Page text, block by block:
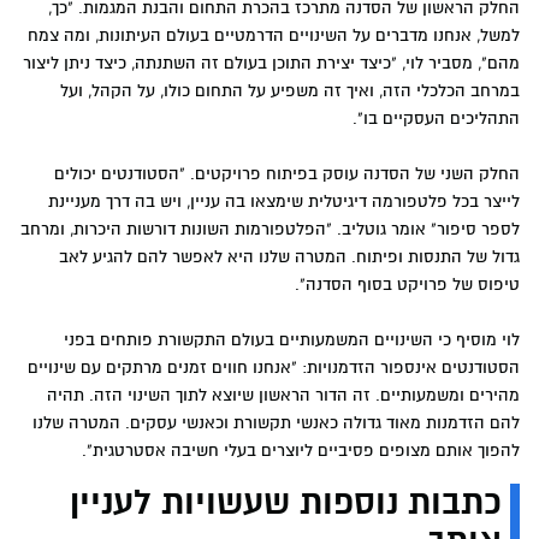
החלק הראשון של הסדנה מתרכז בהכרת התחום והבנת המגמות. "כך,
למשל, אנחנו מדברים על השינויים הדרמטיים בעולם העיתונות, ומה צמח
מהם", מסביר לוי, "כיצד יצירת התוכן בעולם זה השתנתה, כיצד ניתן ליצור
במרחב הכלכלי הזה, ואיך זה משפיע על התחום כולו, על הקהל, ועל
התהליכים העסקיים בו".
החלק השני של הסדנה עוסק בפיתוח פרויקטים. "הסטודנטים יכולים
לייצר בכל פלטפורמה דיגיטלית שימצאו בה עניין, ויש בה דרך מעניינת
לספר סיפור" אומר גוטליב. "הפלטפורמות השונות דורשות היכרות, ומרחב
גדול של התנסות ופיתוח. המטרה שלנו היא לאפשר להם להגיע לאב
טיפוס של פרויקט בסוף הסדנה".
לוי מוסיף כי השינויים המשמעותיים בעולם התקשורת פותחים בפני
הסטודנטים אינספור הזדמנויות: "אנחנו חווים זמנים מרתקים עם שינויים
מהירים ומשמעותיים. זה הדור הראשון שיוצא לתוך השינוי הזה. תהיה
להם הזדמנות מאוד גדולה כאנשי תקשורת וכאנשי עסקים. המטרה שלנו
להפוך אותם מצופים פסיביים ליוצרים בעלי חשיבה אסטרטגית".
כתבות נוספות שעשויות לעניין